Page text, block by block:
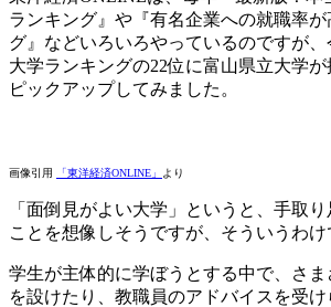
ランキング』や『有名企業への就職率
グ』などいろいろやっているのですが
大学ランキングの22位に富山県立大学
ピックアップしてみました。
画像引用 「東洋経済ONLINE」 より
「面倒見がよい大学」というと、手取
ことを想像しそうですが、そういうわけ
学生が主体的に学ぼうとする中で、さ
を設けたり、教職員のアドバイスを受